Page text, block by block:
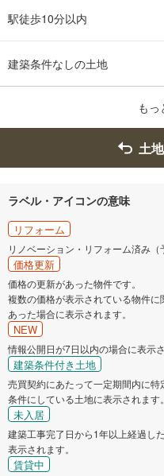
駅徒歩10分以内
建築条件なしの土地
もっ
土
ラベル・アイコンの意味
リフォーム
リノベーション・リフォーム済み（
価格更新
価格の更新があった物件です。
複数の価格が表示されている物件
あった場合に表示されます。
NEW
情報公開日が7日以内の場合に表示さ
建築条件付き土地
売買契約にあたって一定期間内に
条件にしている土地に表示されます。
未入居
建築工事完了日から1年以上経過し
表示されます。
賃貸中